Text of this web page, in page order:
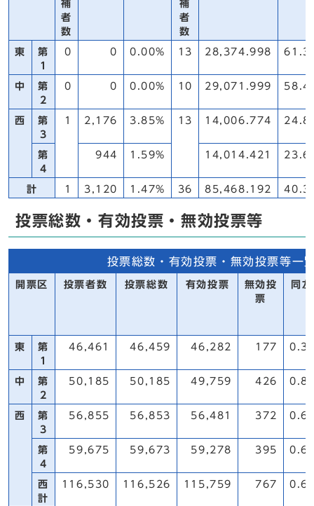
補
者
数
補
者
数
東
第
1
0 0 0.00% 13 28,374.998
中
第
2
0 0 0.00% 10 29,071.999
西
第
3
1 2,176 3.85% 13 14,006.774
第
4
944 1.59% 14,014.421
計 1 3,120 1.47% 36 85,468.192
投票総数・有効投票・無効投票等
投票総数・有効投票・無効投票等一
開票区 投票者数 投票総数 有効投票
無効投
票
同
東
第
1
46,461 46,459 46,282 177
中
第
2
50,185 50,185 49,759 426
西
第
3
56,855 56,853 56,481 372
第
4
59,675 59,673 59,278 395
西
計
116,530 116,526 115,759 767